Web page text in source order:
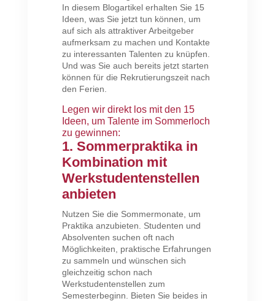
In diesem Blogartikel erhalten Sie 15
Ideen, was Sie jetzt tun können, um
auf sich als attraktiver Arbeitgeber
aufmerksam zu machen und Kontakte
zu interessanten Talenten zu knüpfen.
Und was Sie auch bereits jetzt starten
können für die Rekrutierungszeit nach
den Ferien.
Legen wir direkt los mit den 15
Ideen, um Talente im Sommerloch
zu gewinnen:
1. Sommerpraktika in
Kombination mit
Werkstudentenstellen
anbieten
Nutzen Sie die Sommermonate, um
Praktika anzubieten. Studenten und
Absolventen suchen oft nach
Möglichkeiten, praktische Erfahrungen
zu sammeln und wünschen sich
gleichzeitig schon nach
Werkstudentenstellen zum
Semesterbeginn. Bieten Sie beides in